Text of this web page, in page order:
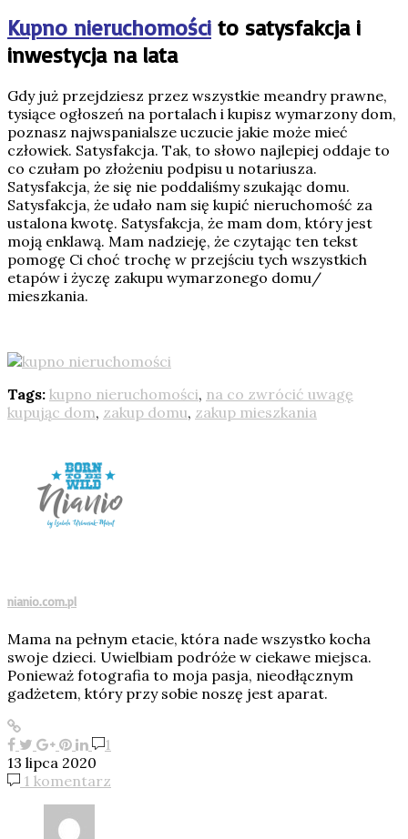
Kupno nieruchomości to satysfakcja i
inwestycja na lata
Gdy już przejdziesz przez wszystkie meandry prawne,
tysiące ogłoszeń na portalach i kupisz wymarzony dom,
poznasz najwspanialsze uczucie jakie może mieć
człowiek. Satysfakcja. Tak, to słowo najlepiej oddaje to
co czułam po złożeniu podpisu u notariusza.
Satysfakcja, że się nie poddaliśmy szukając domu.
Satysfakcja, że udało nam się kupić nieruchomość za
ustalona kwotę. Satysfakcja, że mam dom, który jest
moją enklawą. Mam nadzieję, że czytając ten tekst
pomogę Ci choć trochę w przejściu tych wszystkich
etapów i życzę zakupu wymarzonego domu/
mieszkania.
Tags: kupno nieruchomości, na co zwrócić uwagę
kupując dom, zakup domu, zakup mieszkania
nianio.com.pl
Mama na pełnym etacie, która nade wszystko kocha
swoje dzieci. Uwielbiam podróże w ciekawe miejsca.
Ponieważ fotografia to moja pasja, nieodłącznym
gadżetem, który przy sobie noszę jest aparat.
1
13 lipca 2020
1 komentarz